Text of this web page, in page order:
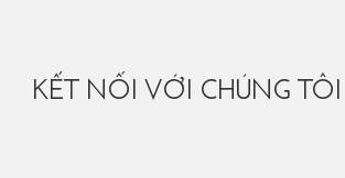
KẾT NỐI VỚI CHÚNG TÔI